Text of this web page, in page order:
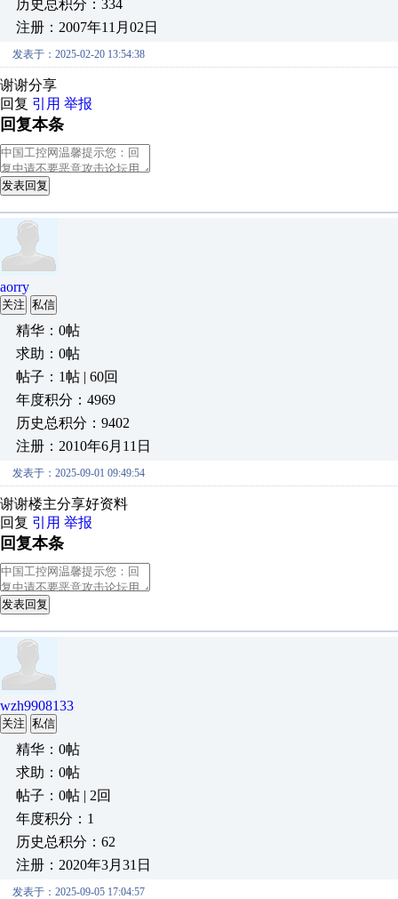
历史总积分：334
注册：2007年11月02日
发表于：2025-02-20 13:54:38
谢谢分享
回复 引用 举报
回复本条
发表回复
aorry
关注 私信
精华：0帖
求助：0帖
帖子：1帖 | 60回
年度积分：4969
历史总积分：9402
注册：2010年6月11日
发表于：2025-09-01 09:49:54
谢谢楼主分享好资料
回复 引用 举报
回复本条
发表回复
wzh9908133
关注 私信
精华：0帖
求助：0帖
帖子：0帖 | 2回
年度积分：1
历史总积分：62
注册：2020年3月31日
发表于：2025-09-05 17:04:57